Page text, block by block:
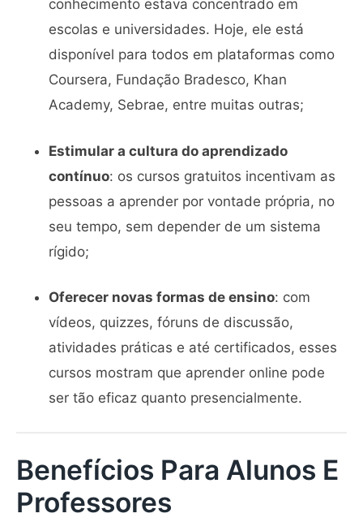
conhecimento estava concentrado em
escolas e universidades. Hoje, ele está
disponível para todos em plataformas como
Coursera, Fundação Bradesco, Khan
Academy, Sebrae, entre muitas outras;
Estimular a cultura do aprendizado
contínuo: os cursos gratuitos incentivam as
pessoas a aprender por vontade própria, no
seu tempo, sem depender de um sistema
rígido;
Oferecer novas formas de ensino: com
vídeos, quizzes, fóruns de discussão,
atividades práticas e até certificados, esses
cursos mostram que aprender online pode
ser tão eficaz quanto presencialmente.
Benefícios Para Alunos E
Professores